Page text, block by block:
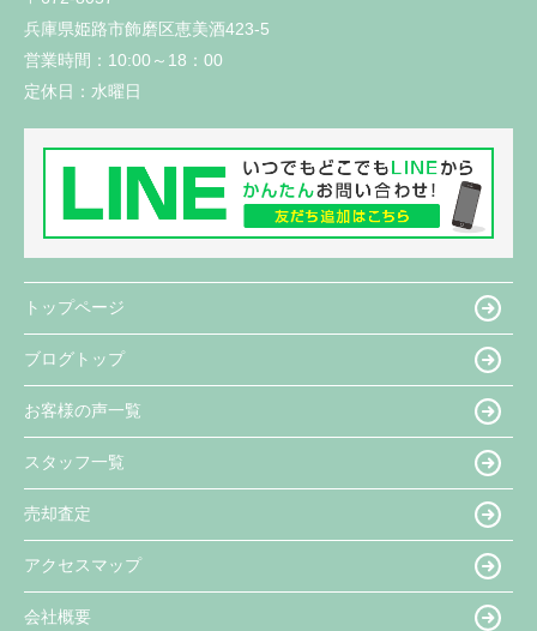
兵庫県姫路市飾磨区恵美酒423-5
営業時間： 10:00～18：00
定休日： 水曜日
トップページ
ブログトップ
お客様の声一覧
スタッフ一覧
売却査定
アクセスマップ
会社概要